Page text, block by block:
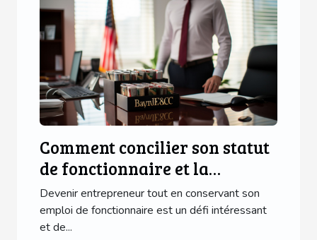
Comment concilier son statut
de fonctionnaire et la
création d'une entreprise
Devenir entrepreneur tout en conservant son
emploi de fonctionnaire est un défi intéressant
et de...